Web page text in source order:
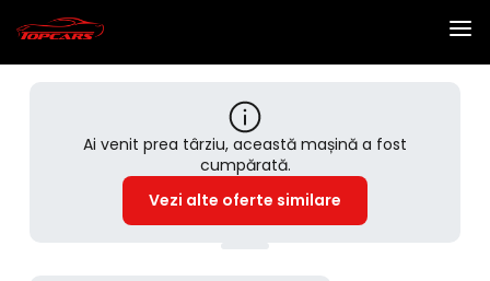
Ai venit prea târziu, această mașină a fost
cumpărată.
Vezi alte oferte similare